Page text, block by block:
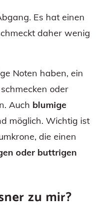
Es hat einen
daher wenig
Noten haben, ein
schmecken oder
Auch blumige
möglich. Wichtig ist
die einen
oder buttrigen
zu mir?